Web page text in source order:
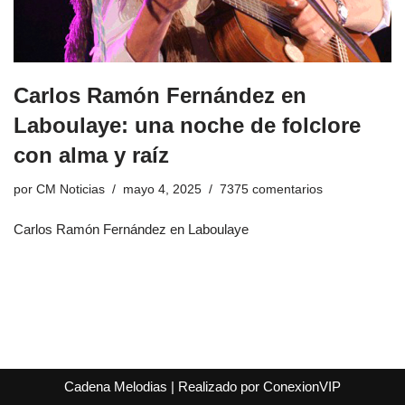
Carlos Ramón Fernández en
Laboulaye: una noche de folclore
con alma y raíz
por CM Noticias mayo 4, 2025 7375 comentarios
Carlos Ramón Fernández en Laboulaye
Cadena Melodias | Realizado por ConexionVIP